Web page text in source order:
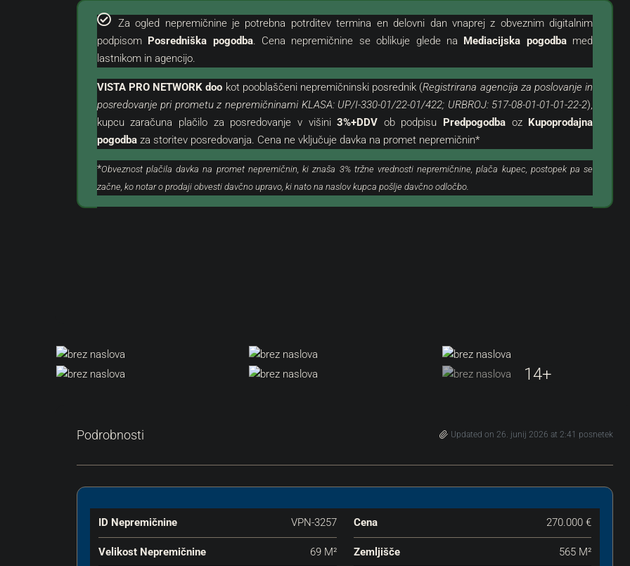
Za ogled nepremičnine je potrebna potrditev termina en delovni dan vnaprej z obveznim digitalnim
podpisom
Posredniška pogodba. Cena nepremičnine se oblikuje glede na Mediacijska pogodbamed
lastnikom in agencijo.
VISTA PRO NETWORK doo kot pooblaščeninepremičninski posrednik (Registrirana agencija za poslovanje in
posredovanje pri prometu z nepremičninami KLASA: UP/I-330-01/22-01/422; URBROJ: 517-08-01-01-01-22-2),
kupcu zaračuna plačilo za posredovanje v višini3%+DDV ob podpisu Predpogodbaoz
Kupoprodajna
pogodbaza storitev posredovanja. Cena ne vključuje davka na promet nepremičnin*
*Obveznost plačila davka na promet nepremičnin, ki znaša 3% tržne vrednosti nepremičnine, plača kupec, postopek pa se
začne, ko notar o prodaji obvesti davčno upravo, ki nato na naslov kupca pošlje davčno odločbo.
14+
Podrobnosti Updated on 26. junij 2026 at 2:41 posnetek
ID Nepremičnine VPN-3257 Cena 270.000 €
Velikost Nepremičnine 69 M² Zemljišče 565 M²